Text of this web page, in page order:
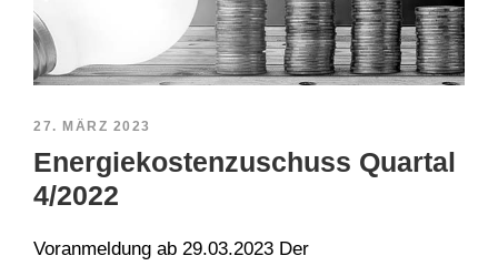
27. MÄRZ 2023
Energiekostenzuschuss Quartal
4/2022
Voranmeldung ab 29.03.2023 Der